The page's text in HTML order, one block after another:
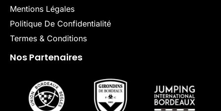
Mentions Légales
Politique De Confidentialité
Termes & Conditions
Nos Partenaires